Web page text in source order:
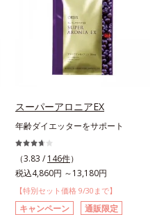
スーパーアロニアEX
年齢ダイエッターをサポート
（3.83 / 146件）
税込4,860円 ～13,180円
【特別セット価格 9/30まで】
キャンペーン 通販限定